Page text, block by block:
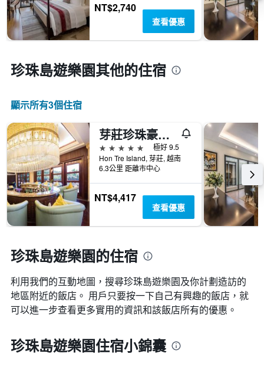
NT$2,740
查看優惠
珍珠島遊樂園​其他的住宿
顯示所有3​個住宿
芽莊珍珠豪華酒店 - 芽莊
5星級
極好 9.5
Hon Tre Island, 芽莊, 越南
6.3公里 距離市中心
NT$4,417
查看優惠
珍珠島遊樂園的住宿
利用我們的互動地圖，搜尋珍珠島遊樂園​及你計劃造訪的
地區附近的飯店。 用戶只要按一下自己有興趣的飯店，就
可以進一步查看更多實用的資訊和該飯店所有的優惠。
珍珠島遊樂園住宿小錦囊